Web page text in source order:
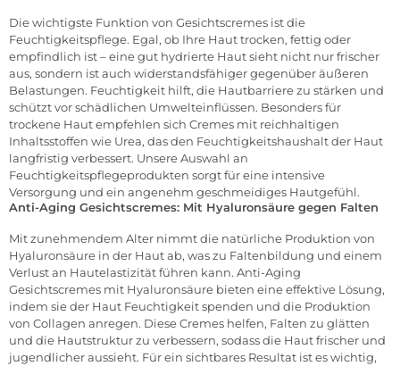
Die wichtigste Funktion von Gesichtscremes ist die
Feuchtigkeitspflege. Egal, ob Ihre Haut trocken, fettig oder
empfindlich ist – eine gut hydrierte Haut sieht nicht nur frischer
aus, sondern ist auch widerstandsfähiger gegenüber äußeren
Belastungen. Feuchtigkeit hilft, die Hautbarriere zu stärken und
schützt vor schädlichen Umwelteinflüssen. Besonders für
trockene Haut empfehlen sich Cremes mit reichhaltigen
Inhaltsstoffen wie Urea, das den Feuchtigkeitshaushalt der Haut
langfristig verbessert. Unsere Auswahl an
Feuchtigkeitspflegeprodukten sorgt für eine intensive
Versorgung und ein angenehm geschmeidiges Hautgefühl.
Anti-Aging Gesichtscremes: Mit Hyaluronsäure gegen Falten
Mit zunehmendem Alter nimmt die natürliche Produktion von
Hyaluronsäure in der Haut ab, was zu Faltenbildung und einem
Verlust an Hautelastizität führen kann. Anti-Aging
Gesichtscremes mit Hyaluronsäure bieten eine effektive Lösung,
indem sie der Haut Feuchtigkeit spenden und die Produktion
von Collagen anregen. Diese Cremes helfen, Falten zu glätten
und die Hautstruktur zu verbessern, sodass die Haut frischer und
jugendlicher aussieht. Für ein sichtbares Resultat ist es wichtig,